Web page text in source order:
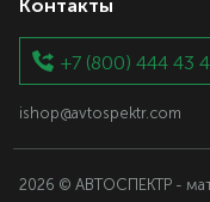
Контакты
+7 (800) 444 43
ishop@avtospektr.com
2026 © АВТОСПЕКТР -